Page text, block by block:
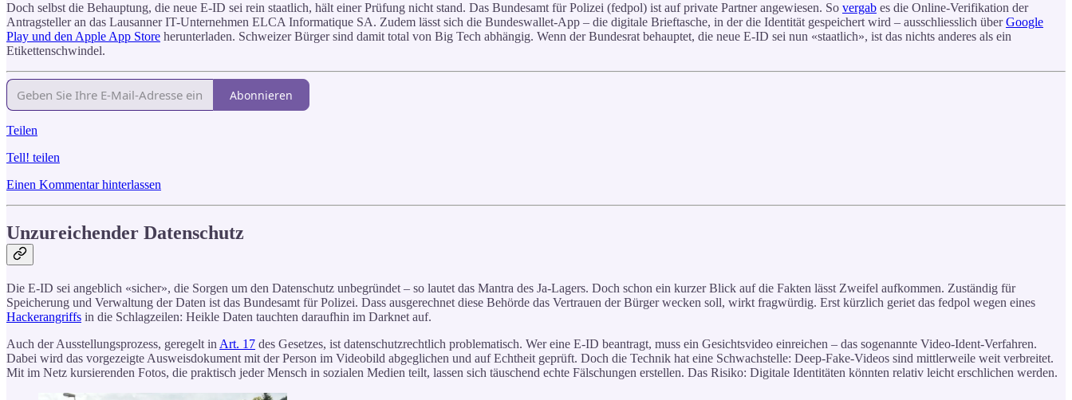
Doch selbst die Behauptung, die neue E-ID sei rein staatlich, hält einer Prüfung nicht stand. Das Bundesamt für Polizei (fedpol) ist auf private Partner angewiesen. So vergab es die Online-Verifikation der
Antragsteller an das Lausanner IT-Unternehmen ELCA Informatique SA. Zudem lässt sich die Bundeswallet-App – die digitale Brieftasche, in der die Identität gespeichert wird – ausschliesslich überGoogle
Play und den Apple App Store herunterladen. Schweizer Bürger sind damit total von Big Tech abhängig. Wenn der Bundesrat behauptet, die neue E-ID sei nun «staatlich», ist das nichts anderes als ein
Etikettenschwindel.
Abonnieren
Teilen
Tell! teilen
Einen Kommentar hinterlassen
Unzureichender Datenschutz
Die E-ID sei angeblich «sicher», die Sorgen um den Datenschutz unbegründet – so lautet das Mantra des Ja-Lagers. Doch schon ein kurzer Blick auf die Fakten lässt Zweifel aufkommen. Zuständig für
Speicherung und Verwaltung der Daten ist das Bundesamt für Polizei. Dass ausgerechnet diese Behörde das Vertrauen der Bürger wecken soll, wirkt fragwürdig. Erst kürzlich geriet das fedpol wegen eines
Hackerangriffs in die Schlagzeilen: Heikle Daten tauchten daraufhin im Darknet auf.
Auch der Ausstellungsprozess, geregelt in Art. 17 des Gesetzes, ist datenschutzrechtlich problematisch. Wer eine E-ID beantragt, muss ein Gesichtsvideo einreichen – das sogenannte Video-Ident-Verfahren.
Dabei wird das vorgezeigte Ausweisdokument mit der Person im Videobild abgeglichen und auf Echtheit geprüft. Doch die Technik hat eine Schwachstelle: Deep-Fake-Videos sind mittlerweile weit verbreitet.
Mit im Netz kursierenden Fotos, die praktisch jeder Mensch in sozialen Medien teilt, lassen sich täuschend echte Fälschungen erstellen. Das Risiko: Digitale Identitäten könnten relativ leicht erschlichen werden.